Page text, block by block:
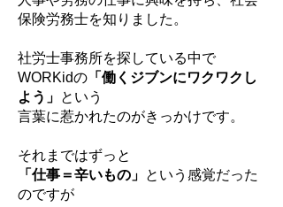
保険労務士を知りました。
社労士事務所を探している中で
WORKidの 「働くジブンにワクワクし
よう」 という
言葉に惹かれたのがきっかけです。
それまではずっと
「仕事＝辛いもの」 という感覚だった
のですが